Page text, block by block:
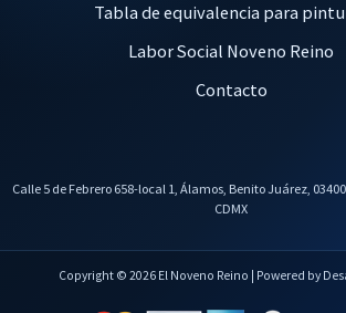
Tabla de equivalencia para
Labor Social Noveno Reino
Contacto
Calle 5 de Febrero 658-local 1, Álamos, Benito Juárez,
CDMX
Copyright © 2026 El Noveno Reino | Powered by